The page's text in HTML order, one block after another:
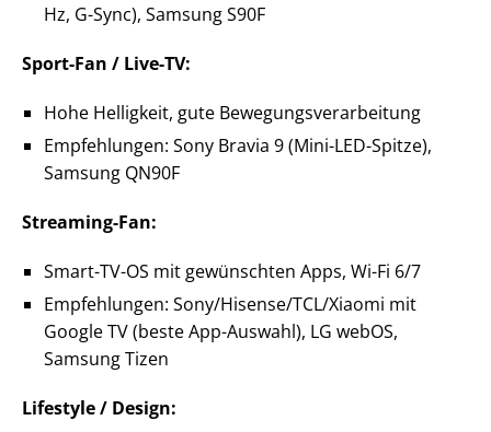
Hz, G-Sync), Samsung S90F
Sport-Fan / Live-TV:
Hohe Helligkeit, gute Bewegungsverarbeitung
Empfehlungen: Sony Bravia 9 (Mini-LED-Spitze),
Samsung QN90F
Streaming-Fan:
Smart-TV-OS mit gewünschten Apps, Wi-Fi 6/7
Empfehlungen: Sony/Hisense/TCL/Xiaomi mit
Google TV (beste App-Auswahl), LG webOS,
Samsung Tizen
Lifestyle / Design: